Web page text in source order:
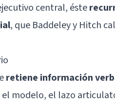
central, éste
, que Baddeley y Hitch
retiene información
el modelo, el lazo